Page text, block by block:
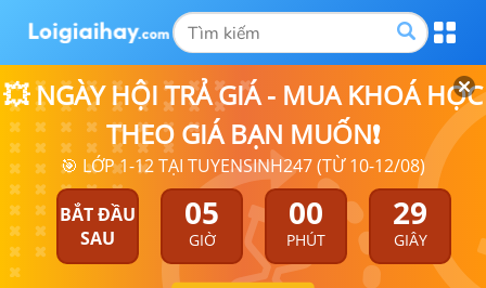
💥 NGÀY HỘI TRẢ GIÁ - MUA KHOÁ HỌC
THEO GIÁ BẠN MUỐN❗
🎯 LỚP 1-12 TẠI TUYENSINH247 (TỪ 10-12/08)
BẮT ĐẦU
SAU
05
GIỜ
00
PHÚT
29
GIÂY